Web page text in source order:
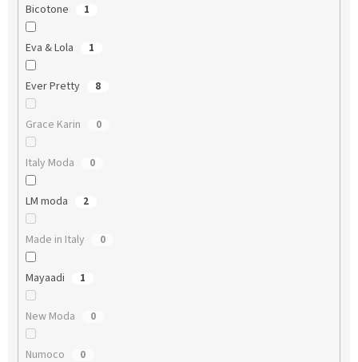
Bicotone 1
Eva & Lola 1
Ever Pretty 8
Grace Karin 0
Italy Moda 0
LM moda 2
Made in Italy 0
Mayaadi 1
New Moda 0
Numoco 0